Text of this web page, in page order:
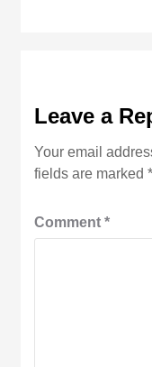
Leave a
Your email
fields are marked*
Comment*